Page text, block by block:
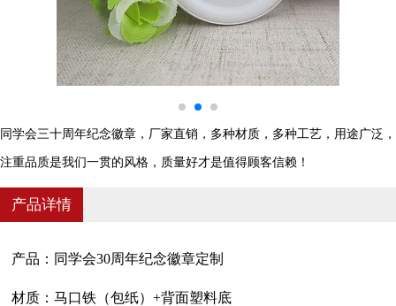
同学会三十周年纪念徽章，厂家直销，多种材质，多种工艺，用途广泛，
注重品质是我们一贯的风格，质量好才是值得顾客信赖！
产品详情
产品：同学会30周年纪念徽章定制
材质： 马口铁（包纸） +背面塑料底